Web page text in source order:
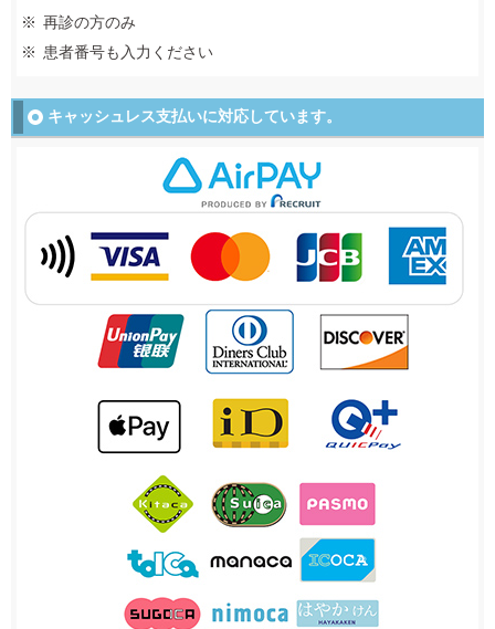
再診の方のみ
患者番号も入力ください
キャッシュレス支払いに対応しています。